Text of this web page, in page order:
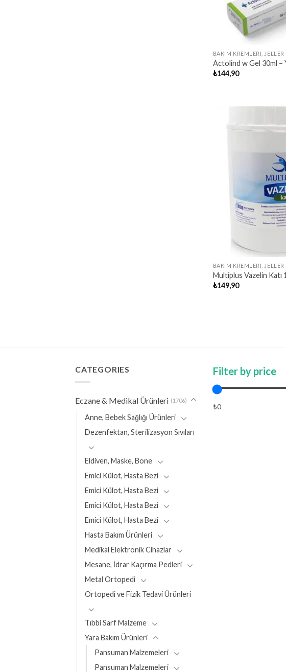
BAKIM KREMLERI, JELLER
Actolind w Gel 30ml –
₺144,90
BAKIM KREMLERI, JELLER
Multiplus Vazelin Katı
₺149,90
CATEGORIES
Eczane & Medikal Ürünleri (1706)
Anne, Bebek Sağlığı Ürünleri
Dezenfektan, Sterilizasyon Sıvıları
Eldiven, Maske, Bone
Emici Külot, Hasta Bezi
Emici Külot, Hasta Bezi
Emici Külot, Hasta Bezi
Emici Külot, Hasta Bezi
Hasta Bakım Ürünleri
Medikal Elektronik Cihazlar
Mesane, İdrar Kaçırma Pedleri
Metal Ortopedi
Ortopedi ve Fizik Tedavi Ürünleri
Tıbbi Sarf Malzeme
Yara Bakım Ürünleri
Pansuman Malzemeleri
Pansuman Malzemeleri
Filter by price
₺0